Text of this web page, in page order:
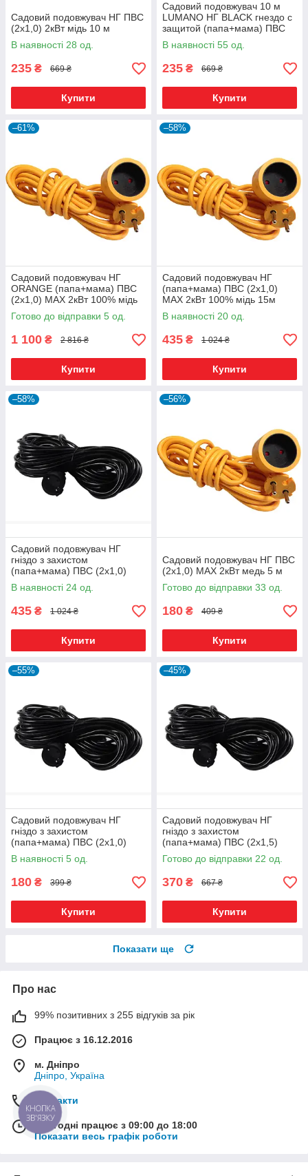
Садовий подовжувач НГ ПВС
(2х1,0) 2кВт мідь 10 м
В наявності 28 од.
235 ₴ 669 ₴
Купити
Садовий подовжувач 10 м
LUMANO НГ BLACK гнездо с
защитой (папа+мама) ПВС
(2х1,0) MAX 2кВт медь
черный
В наявності 55 од.
235 ₴ 669 ₴
Купити
–61%
Садовий подовжувач НГ
ORANGE (папа+мама) ПВС
(2х1,0) MAX 2кВт 100% мідь
50м
Готово до відправки 5 од.
1 100 ₴ 2 816 ₴
Купити
–58%
Садовий подовжувач НГ
(папа+мама) ПВС (2х1,0)
MAX 2кВт 100% мідь 15м
помаранчевий
В наявності 20 од.
435 ₴ 1 024 ₴
Купити
–58%
Садовий подовжувач НГ
гніздо з захистом
(папа+мама) ПВС (2х1,0)
MAX 2кВт,медь 15м чорний
В наявності 24 од.
435 ₴ 1 024 ₴
Купити
–56%
Садовий подовжувач НГ ПВС
(2х1,0) MAX 2кВт медь 5 м
Готово до відправки 33 од.
180 ₴ 409 ₴
Купити
–55%
Садовий подовжувач НГ
гніздо з захистом
(папа+мама) ПВС (2х1,0)
MAX 2кВт,медь 5м чорний
В наявності 5 од.
180 ₴ 399 ₴
Купити
–45%
Садовий подовжувач НГ
гніздо з захистом
(папа+мама) ПВС (2х1,5)
MAX 3кВт,медь 10м чорний
Готово до відправки 22 од.
370 ₴ 667 ₴
Купити
Показати ще
Про нас
99% позитивних з 255 відгуків за рік
Працює з 16.12.2016
м. Дніпро
Дніпро, Україна
Контакти
Сьогодні працює з 09:00 до 18:00
Показати весь графік роботи
КНОПКА
ЗВ'ЯЗКУ